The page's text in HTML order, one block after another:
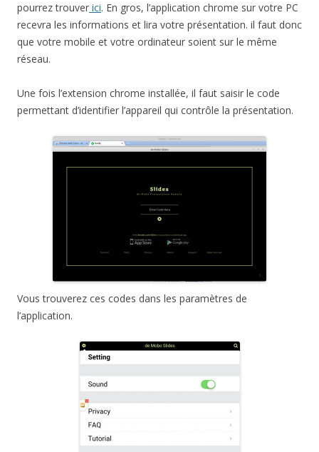
pourrez trouver ici. En gros, l’application chrome sur votre PC
recevra les informations et lira votre présentation. il faut donc
que votre mobile et votre ordinateur soient sur le même
réseau.
Une fois l’extension chrome installée, il faut saisir le code
permettant d’identifier l’appareil qui contrôle la présentation.
Vous trouverez ces codes dans les paramètres de
l’application.